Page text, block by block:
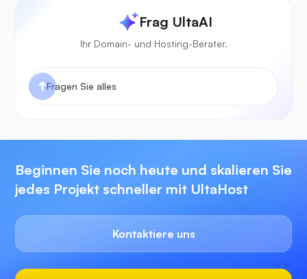
Frag UltaAI
Ihr Domain- und Hosting-Berater.
Beginnen Sie noch heute und skalieren Sie
jedes Projekt schneller mit UltaHost
Kontaktiere uns